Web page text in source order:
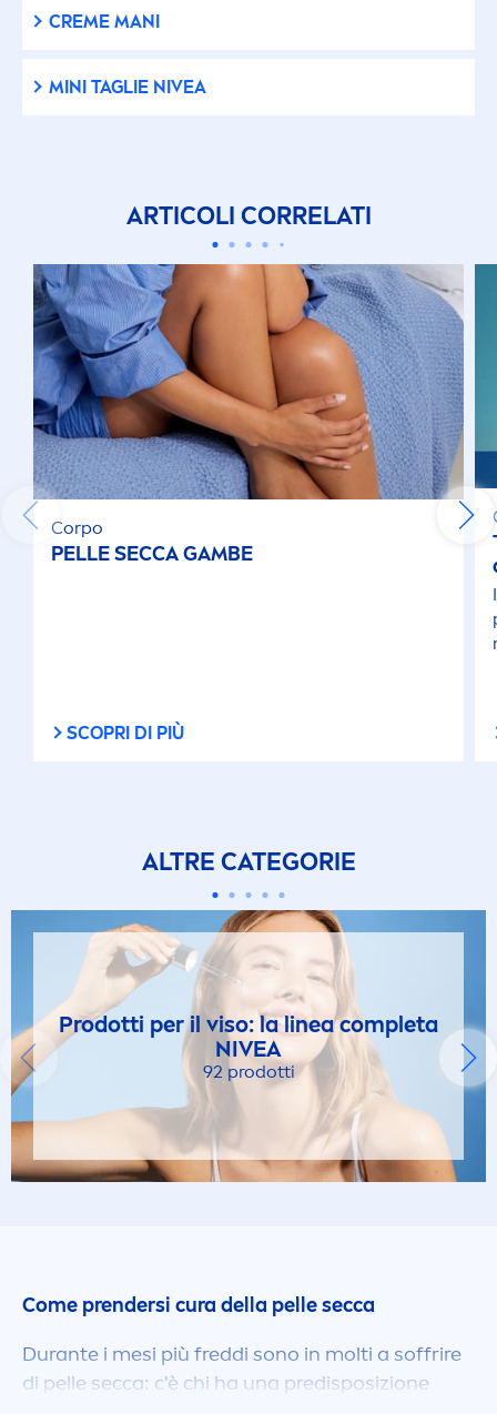
Sensazione pelle morbida
Senza Alcool
Senza Oli Minerali
Sostenibilità (NIVEA)
texture ultra leggera
Crema Aloe
Crema Corpo
Crema Corpo
crema-olio
Creme Multiuso
CREME MANI
MINI TAGLIE NIVEA
ARTICOLI CORRELATI
Corpo
PELLE SECCA GAMBE
SCOPRI DI PIÙ
ALTRE CATEGORIE
Prodotti per il viso: la linea completa
NIVEA
92 prodotti
Come prendersi cura della pelle secca
Durante i mesi più freddi sono in molti a soffrire
di pelle secca: c'è chi ha una predisposizione